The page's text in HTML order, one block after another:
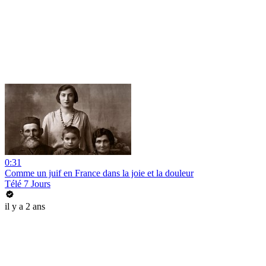
0:31
Comme un juif en France dans la joie et la douleur
Télé 7 Jours
il y a 2 ans